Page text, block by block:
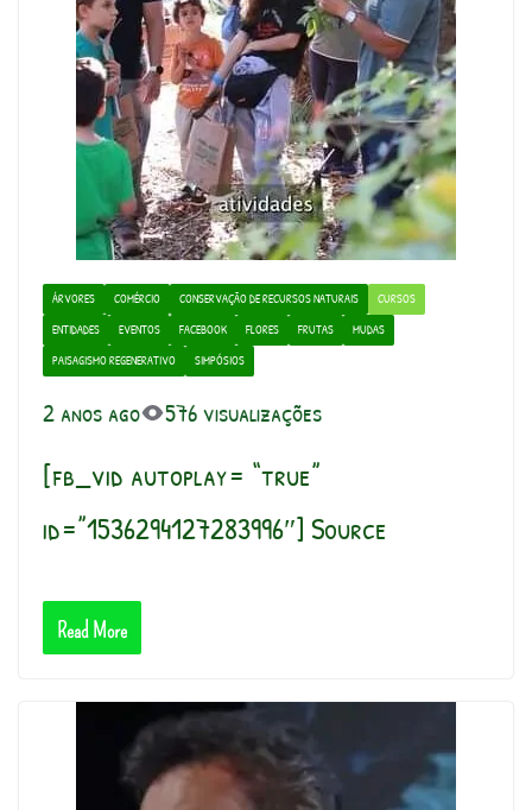
ÁRVORES COMÉRCIO CONSERVAÇÃO DE RECURSOS NATURAIS
CURSOS
ENTIDADES
EVENTOS FACEBOOK FLORES FRUTAS
MUDAS
PAISAGISMO REGENERATIVO
SIMPÓSIOS
2 anos ago 576 visualizações
[fb_vid autoplay= “true”
id=”1536294127283996″] Source
Read More